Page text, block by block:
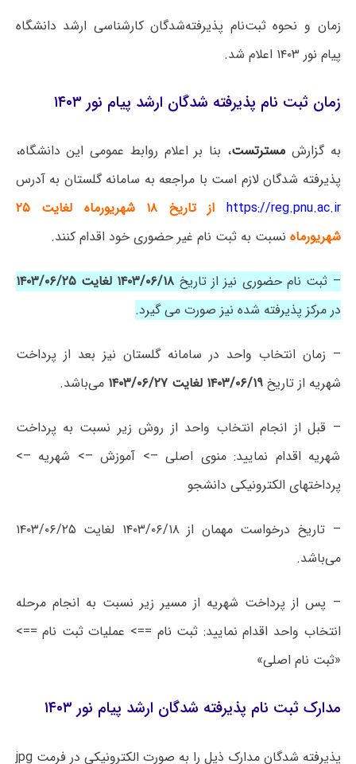
زمان و نحوه ثبت‌نام پذیرفته‌شدگان کارشناسی ارشد دانشگاه
پیام نور ۱۴۰۳ اعلام شد.
زمان ثبت‌ نام پذیرفته‌ شدگان ارشد پیام نور ۱۴۰۳
به گزارشمسترتست، بنا بر اعلام روابط عمومی این دانشگاه،
پذیرفته شدگان لازم است با مراجعه به سامانه گلستان به آدرس
https://reg.pnu.ac.ir از تاریخ ۱۸ شهریورماه
لغایت ۲۵
شهریورماه نسبت به ثبت نام غیر حضوری خود اقدام کنند.
– ثبت نام حضوری نیز از تاریخ
در مرکز پذیرفته شده نیز صورت می گیرد.
– زمان انتخاب واحد در سامانه گلستان نیز بعد از پرداخت
شهریه از تاریخ۱۴۰۳/۰۶/۱۹ لغایت ۱۴۰۳/۰۶/۲۷ می‌باشد.
– قبل از انجام انتخاب واحد از روش زیر نسبت به پرداخت
شهریه اقدام نمایید: منوی اصلی –> آموزش –> شهریه –>
پرداختهای الکترونیکی دانشجو
– تاریخ درخواست مهمان از ۱۴۰۳/۰۶/۱۸ لغایت ۱۴۰۳/۰۶/۲۵
می‌باشد.
– پس از پرداخت شهریه از مسیر زیر نسبت به انجام مرحله
انتخاب واحد اقدام نمایید: ثبت نام ==> عملیات ثبت نام ==>
«ثبت نام اصلی»
مدارک ثبت‌ نام پذیرفته‌ شدگان ارشد پیام نور ۱۴۰۳
پذیرفته شدگان مدارک ذیل را به صورت الکترونیکی در فرمت jpg